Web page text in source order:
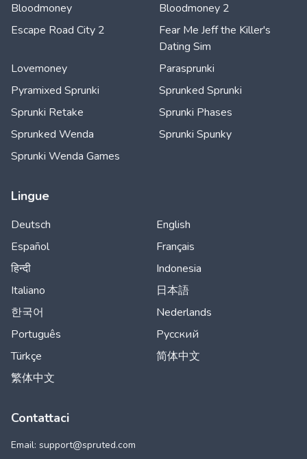
Bloodmoney
Bloodmoney 2
Escape Road City 2
Fear Me Jeff the Killer's
Dating Sim
Lovemoney
Parasprunki
Pyramixed Sprunki
Sprunked Sprunki
Sprunki Retake
Sprunki Phases
Sprunked Wenda
Sprunki Spunky
Sprunki Wenda Games
Lingue
Deutsch
English
Español
Français
हिन्दी
Indonesia
Italiano
日本語
한국어
Nederlands
Português
Русский
Türkçe
简体中文
繁体中文
Contattaci
Email: support@spruted.com